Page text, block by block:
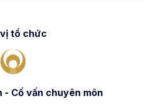
tổ chức
Cố vấn chuyên môn